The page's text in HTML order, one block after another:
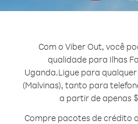
Com o Viber Out, você
qualidade para Ilhas
Uganda.Ligue para
(Malvinas), tanto para
a partir de apenas
Compre pacotes de crédito